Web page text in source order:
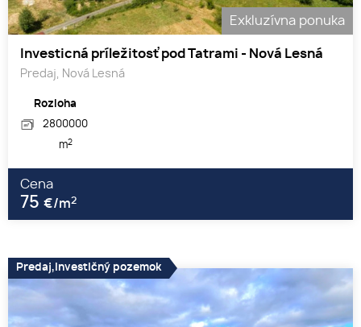
Exkluzívna ponuka
Investicná príležitosť pod Tatrami - Nová Lesná
Predaj, Nová Lesná
Rozloha
2800000
m2
Cena
75 €/m2
Predaj,Investičný pozemok